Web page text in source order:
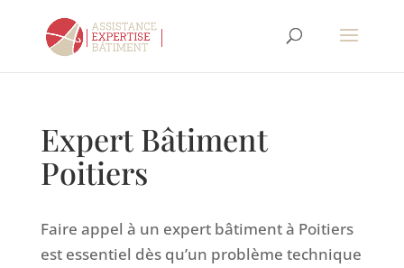
Expert Bâtiment
Poitiers
Faire appel à un expert bâtiment à Poitiers
est essentiel dès qu’un problème technique